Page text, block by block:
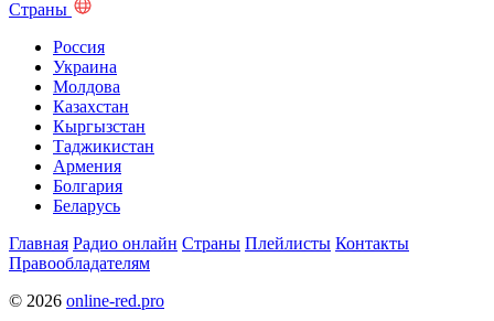
Страны
Россия
Украина
Молдова
Казахстан
Кыргызстан
Таджикистан
Армения
Болгария
Беларусь
Главная Радио онлайн Страны Плейлисты Контакты
Правообладателям
© 2026 online-red.pro